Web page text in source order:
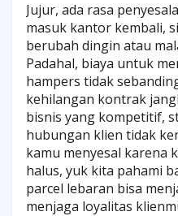
Jujur, ada rasa
masuk kantor kembali,
berubah dingin atau
Padahal, biaya untuk
hampers tidak
kehilangan kontrak
bisnis yang kompetitif,
hubungan klien tidak
kamu menyesal karena
halus, yuk kita pahami
parcel lebaran bisa
menjaga loyalitas